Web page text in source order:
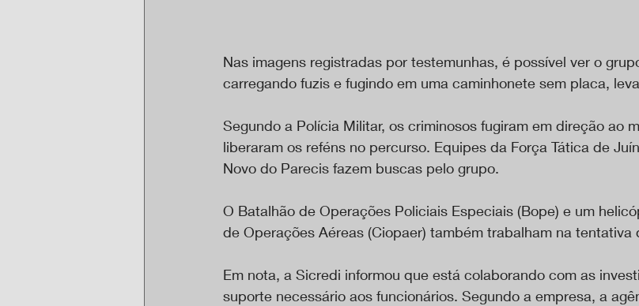
Nas imagens registradas por testemunhas, é possível ver o
carregando fuzis e fugindo em uma caminhonete sem placa,
Segundo a Polícia Militar, os criminosos fugiram em direção ao
liberaram os reféns no percurso. Equipes da Força Tática de
Novo do Parecis fazem buscas pelo grupo.
O Batalhão de Operações Policiais Especiais (Bope) e um
de Operações Aéreas (Ciopaer) também trabalham na tentativa
Em nota, a Sicredi informou que está colaborando com as
suporte necessário aos funcionários. Segundo a empresa, a